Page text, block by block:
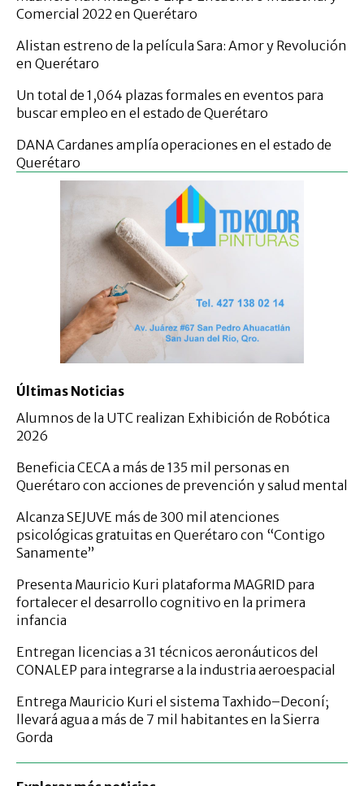
Comercial 2022 en Querétaro
Alistan estreno de la película Sara: Amor y Revolución
en Querétaro
Un total de 1,064 plazas formales en eventos para
buscar empleo en el estado de Querétaro
DANA Cardanes amplía operaciones en el estado de
Querétaro
Últimas Noticias
Alumnos de la UTC realizan Exhibición de Robótica
2026
Beneficia CECA a más de 135 mil personas en
Querétaro con acciones de prevención y salud mental
Alcanza SEJUVE más de 300 mil atenciones
psicológicas gratuitas en Querétaro con “Contigo
Sanamente”
Presenta Mauricio Kuri plataforma MAGRID para
fortalecer el desarrollo cognitivo en la primera
infancia
Entregan licencias a 31 técnicos aeronáuticos del
CONALEP para integrarse a la industria aeroespacial
Entrega Mauricio Kuri el sistema Taxhido–Deconí;
llevará agua a más de 7 mil habitantes en la Sierra
Gorda